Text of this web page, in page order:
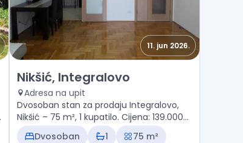
11. jun 2026.
Prodaja - Stan Nikšić, Integralovo
Nikšić, Integralovo
Adresa na upit
Dvosoban stan za prodaju Integralovo,
Nikšić – 75 m², 1 kupatilo. Cijena: 139.000
€
Dvosoban 1 75 m²